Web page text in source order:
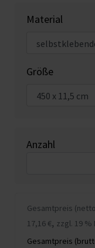
Material
Größe
Anzahl
Gesamtpreis
17,16 €, zzgl. 19 %
Gesamtpreis